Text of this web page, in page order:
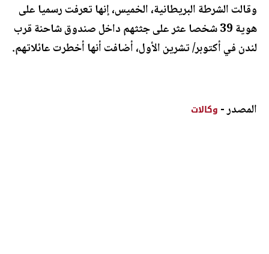
وقالت الشرطة البريطانية، الخميس، إنها تعرفت رسميا على
هوية 39 شخصا عثر على جثثهم داخل صندوق شاحنة قرب
لندن في أكتوبر/ تشرين الأول، أضافت أنها أخطرت عائلاتهم.
المصدر - وكالات